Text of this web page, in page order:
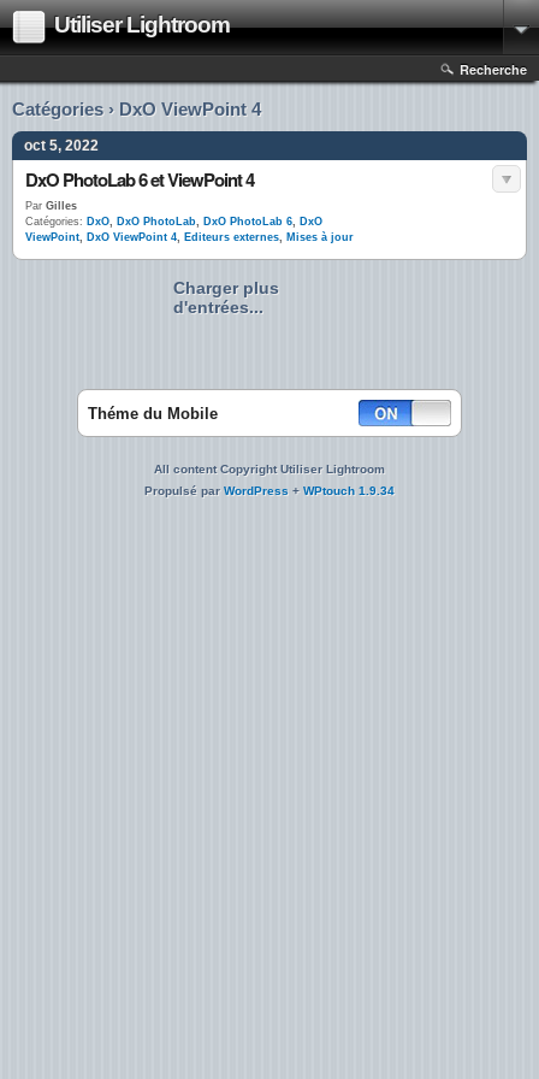
Utiliser Lightroom
Recherche
Catégories › DxO ViewPoint 4
oct 5, 2022
DxO PhotoLab 6 et ViewPoint 4
Par Gilles
Catégories: DxO, DxO PhotoLab, DxO PhotoLab 6, DxO
ViewPoint, DxO ViewPoint 4, Editeurs externes, Mises à jour
Charger plus
d'entrées...
Théme du Mobile
All content Copyright Utiliser Lightroom
Propulsé parWordPress + WPtouch 1.9.34